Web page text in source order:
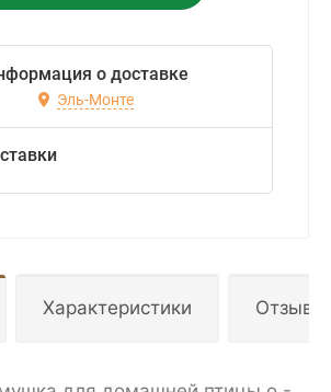
о доставке
Эль-Монте
Характеристики Отзывы